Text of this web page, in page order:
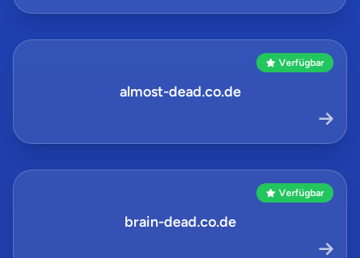
Verfügbar
almost-dead.co.de
Verfügbar
brain-dead.co.de